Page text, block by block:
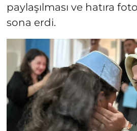
paylaşılması ve hatıra
sona erdi.